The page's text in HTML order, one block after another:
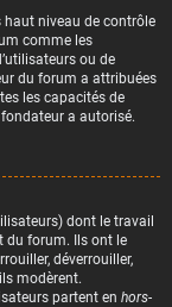
niveau de contrôle
comme les
ou de
du forum a attribuées
les capacités de
a autorisé.
dont le travail
du forum. Ils ont le
déverrouiller,
modèrent.
partent en hors-